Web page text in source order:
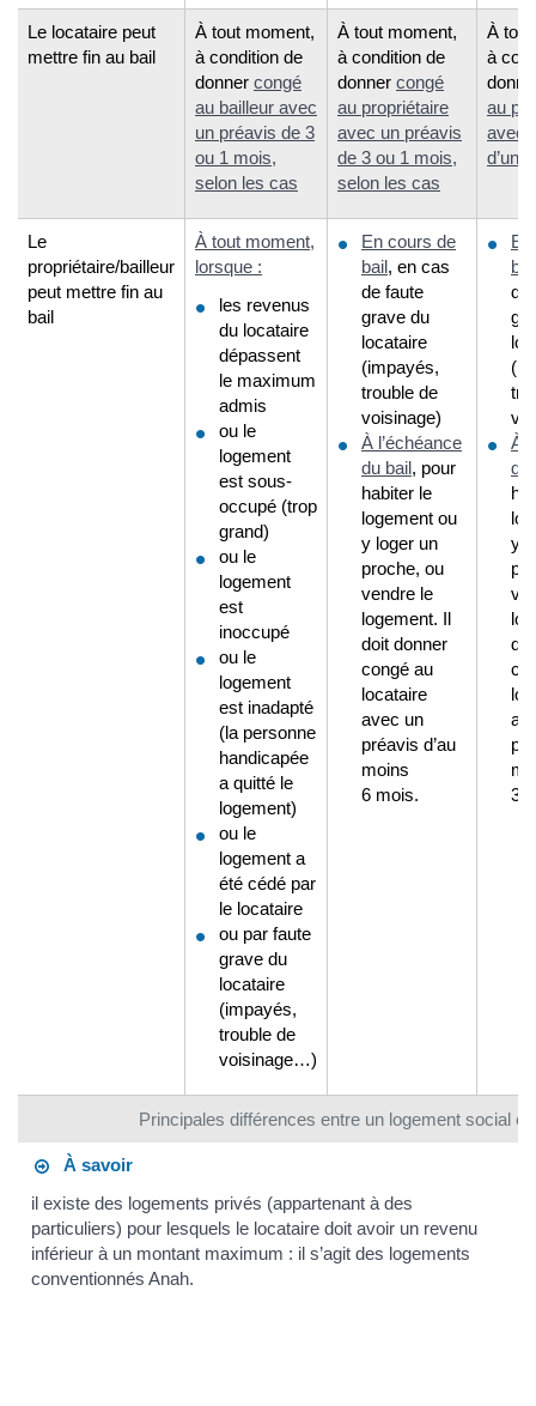
Principales différences entre un logement social
Le locataire peut
mettre fin au bail
À tout moment,
à condition de
donner congé
au bailleur avec
un préavis de 3
ou 1 mois,
selon les cas
À tout moment,
à condition de
donner congé
au propriétaire
avec un préavis
de 3 ou 1 mois,
selon les cas
À
à
au
avec
d’un
Le
propriétaire/bailleur
peut mettre fin au
bail
À tout moment,
lorsque :
les revenus
du locataire
dépassent
le maximum
admis
ou le
logement
est sous-
occupé (trop
grand)
ou le
logement
est
inoccupé
ou le
logement
est inadapté
(la personne
handicapée
a quitté le
logement)
ou le
logement a
été cédé par
le locataire
ou par faute
grave du
locataire
(impayés,
trouble de
voisinage…)
En cours de
bail, en cas
de faute
grave du
locataire
(impayés,
trouble de
voisinage)
À l’échéance
du bail, pour
habiter le
logement ou
y loger un
proche, ou
vendre le
logement. Il
doit donner
congé au
locataire
avec un
préavis d’au
moins
6 mois.
bail
de
À
du
y
3
À savoir
il existe des logements privés (appartenant à des
particuliers) pour lesquels le locataire doit avoir un revenu
inférieur à un montant maximum : il s’agit des logements
conventionnés Anah.